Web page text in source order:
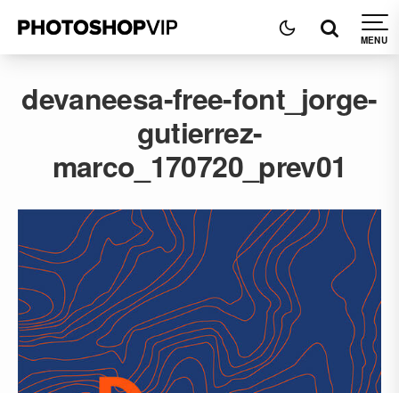
devaneesa-free-font_jorge-
gutierrez-
marco_170720_prev01